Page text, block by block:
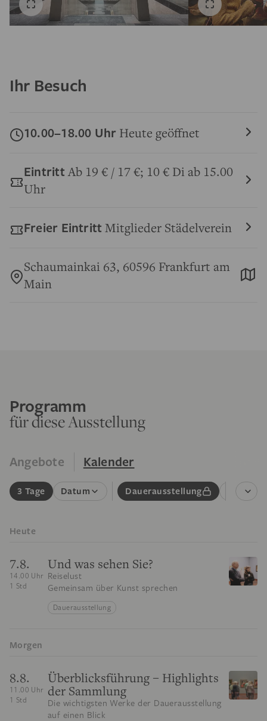
Ihr Besuch
10.00–18.00 Uhr Heute geöffnet
Eintritt Ab 19 € / 17 €; 10 € Di ab 15.00
Uhr
Freier Eintritt Mitglieder Städelverein
Schaumainkai 63, 60596 Frankfurt am
Main
Programm
für diese Ausstellung
Angebote Kalender
3 Tage Datum Dauerausstellung
Heute
7.8.
14.00 Uhr
1 Std
Und was sehen Sie?
Reiselust
Gemeinsam über Kunst sprechen
Dauerausstellung
Morgen
8.8.
11.00 Uhr
1 Std
Überblicksführung – Highlights
der Sammlung
Die wichtigsten Werke der Dauerausstellung
auf einen Blick